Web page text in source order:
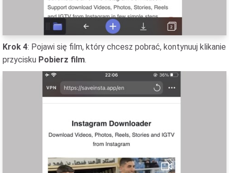
Krok 4: Pojawi się film, który chcesz pobrać, kontynuuj klikanie
przycisku Pobierz film.